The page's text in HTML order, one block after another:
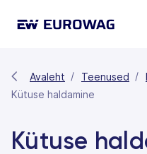
Avaleht Teenused
Kütuse haldamine
Kütuse